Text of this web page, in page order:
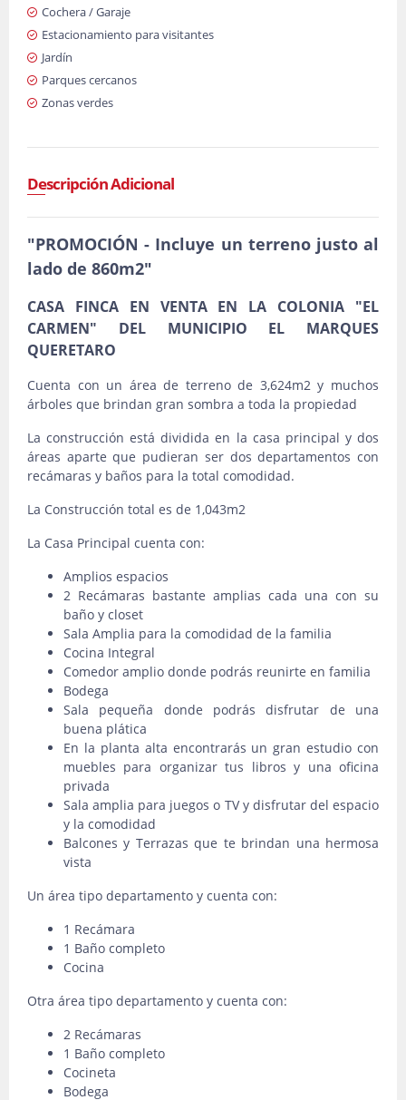
Cochera / Garaje
Estacionamiento para visitantes
Jardín
Parques cercanos
Zonas verdes
Descripción Adicional
"PROMOCIÓN - Incluye un terreno justo al
lado de 860m2"
CASA FINCA EN VENTA EN LA COLONIA "EL
CARMEN" DEL MUNICIPIO EL MARQUES
QUERETARO
Cuenta con un área de terreno de 3,624m2 y muchos
árboles que brindan gran sombra a toda la propiedad
La construcción está dividida en la casa principal y dos
áreas aparte que pudieran ser dos departamentos con
recámaras y baños para la total comodidad.
La Construcción total es de 1,043m2
La Casa Principal cuenta con:
Amplios espacios
2 Recámaras bastante amplias cada una con su
baño y closet
Sala Amplia para la comodidad de la familia
Cocina Integral
Comedor amplio donde podrás reunirte en familia
Bodega
Sala pequeña donde podrás disfrutar de una
buena plática
En la planta alta encontrarás un gran estudio con
muebles para organizar tus libros y una oficina
privada
Sala amplia para juegos o TV y disfrutar del espacio
y la comodidad
Balcones y Terrazas que te brindan una hermosa
vista
Un área tipo departamento y cuenta con:
1 Recámara
1 Baño completo
Cocina
Otra área tipo departamento y cuenta con:
2 Recámaras
1 Baño completo
Cocineta
Bodega